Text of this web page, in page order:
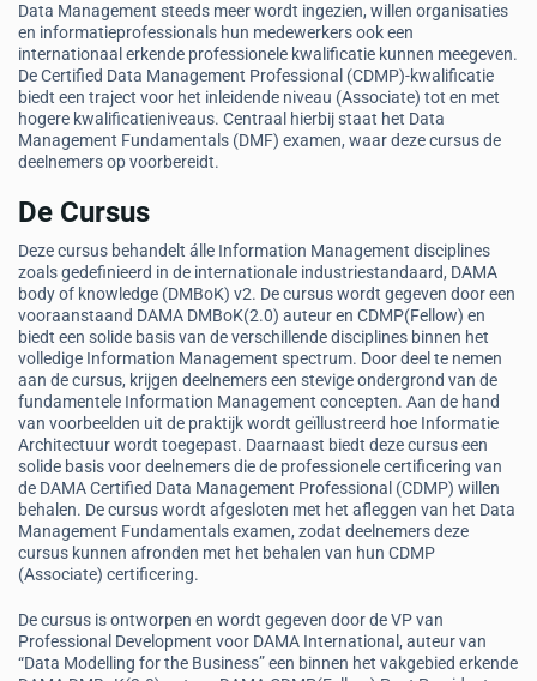
Data Management steeds meer wordt ingezien, willen organisaties
en informatieprofessionals hun medewerkers ook een
internationaal erkende professionele kwalificatie kunnen meegeven.
De Certified Data Management Professional (CDMP)-kwalificatie
biedt een traject voor het inleidende niveau (Associate) tot en met
hogere kwalificatieniveaus. Centraal hierbij staat het Data
Management Fundamentals (DMF) examen, waar deze cursus de
deelnemers op voorbereidt.
De Cursus
Deze cursus behandelt álle Information Management disciplines
zoals gedefinieerd in de internationale industriestandaard, DAMA
body of knowledge (DMBoK) v2. De cursus wordt gegeven door een
vooraanstaand DAMA DMBoK(2.0) auteur en CDMP(Fellow) en
biedt een solide basis van de verschillende disciplines binnen het
volledige Information Management spectrum. Door deel te nemen
aan de cursus, krijgen deelnemers een stevige ondergrond van de
fundamentele Information Management concepten. Aan de hand
van voorbeelden uit de praktijk wordt geïllustreerd hoe Informatie
Architectuur wordt toegepast. Daarnaast biedt deze cursus een
solide basis voor deelnemers die de professionele certificering van
de DAMA Certified Data Management Professional (CDMP) willen
behalen. De cursus wordt afgesloten met het afleggen van het Data
Management Fundamentals examen, zodat deelnemers deze
cursus kunnen afronden met het behalen van hun CDMP
(Associate) certificering.
De cursus is ontworpen en wordt gegeven door de VP van
Professional Development voor DAMA International, auteur van
“Data Modelling for the Business” een binnen het vakgebied erkende